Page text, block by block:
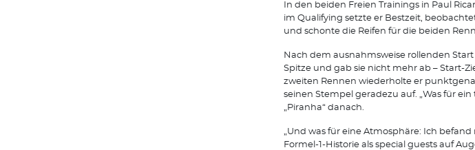
In den beiden Freien Trainings in Paul
im Qualifying setzte er Bestzeit,
und schonte die Reifen für die beiden
Nach dem ausnahmsweise rollenden
Spitze und gab sie nicht mehr ab – Start-
zweiten Rennen wiederholte er
seinen Stempel geradezu auf. „Was für
„Piranha“ danach.
„Und was für eine Atmosphäre: Ich
Formel-1-Historie als special guests auf